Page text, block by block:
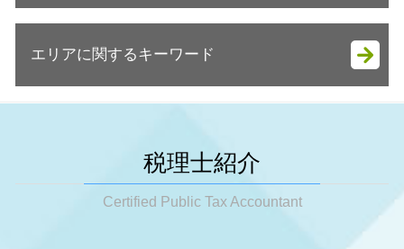
起業支援 種類
法人成り 消費税
法人成り 融資
決算月 決め方
起業支援 必要性
会社設立 税金対策
税務調査 時期 相続
税務調査 時期 何月
税務調査
税務調査 税理士
税務調査 抜き打ち
税務調査 結果 遅い
税務相談 どこまで
確定申告 個人事業主 青色申告
節税対策 公務員
税務顧問 相場
事業承継 税金対策
節税対策 ふるさと納税
相続税 対策 不動産
相続税 未分割
相続税対策 生命保険
相続税 法定相続人
相続税 申告期限 間に合わない
エリアに関するキーワード
大阪市 起業支援
神戸市 税務相談
神戸市 事業承継
税理士紹介
Certified Public Tax Accountant